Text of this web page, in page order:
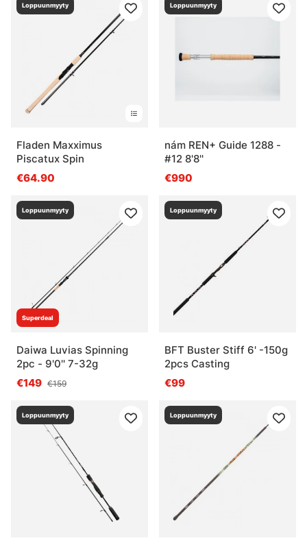
Loppuunmyyty
Fladen Maxximus
Piscatux Spin
€64.90
Loppuunmyyty
nám REN+ Guide 1288 -
#12 8'8''
€990
Superdeal
Loppuunmyyty
Daiwa Luvias Spinning
2pc - 9'0'' 7-32g
€149 €159
Loppuunmyyty
BFT Buster Stiff 6' -150g
2pcs Casting
€99
Loppuunmyyty Loppuunmyyty